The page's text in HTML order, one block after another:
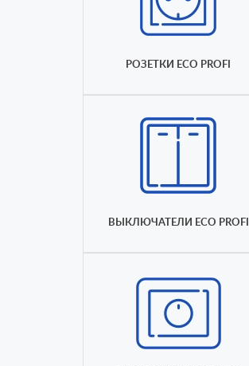
РОЗЕТКИ ECO PROFI
ВЫКЛЮЧАТЕЛИ ECO PROFI